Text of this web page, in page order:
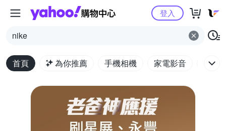
Yahoo購物中心
nike
登入
首頁 為你推薦 手機相機 家電影音 電腦